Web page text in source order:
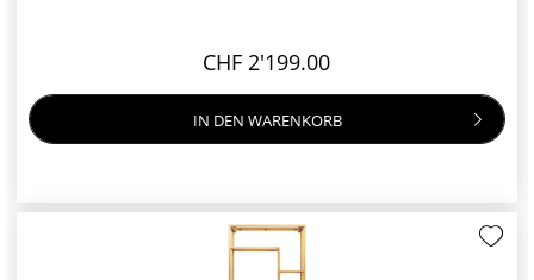
CHF 2'199.00
IN DEN WARENKORB